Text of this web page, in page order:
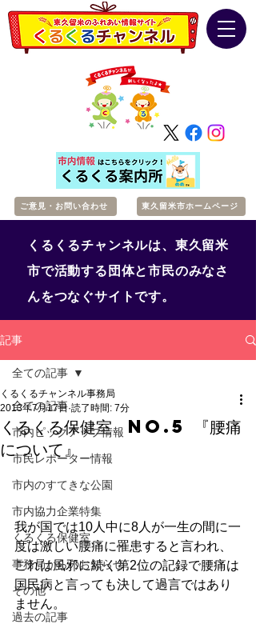
ご意見・お問い合わせ 東久留米市ホームページ
くるくるチャンネルは、東久留米
市で活動する団体と市民のみなさ
んをつなぐサイトです。
記事
全ての記事
市内ピックアップ情報
市民レポーター情報
市内のすてきな公園
市内協力企業特集
くるくる保健室
事務局からのお知らせ
その他
過去の記事
全ての記事
くるくる保健室 No.5 『腰痛
について』
くるくるチャンネル事務局
2013年7月17日 読了時間: 7分
我が国では10人中に8人が一生の間に一
度は激しい腰痛に罹患すると言われ、
これは風邪に続く第2位の記録で腰痛は
国民病と言っても決して過言ではあり
ません。